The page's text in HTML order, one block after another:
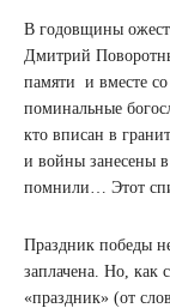
В годовщины
Дмитрий
памяти и вместе
поминальные
кто вписан в
и войны занесены
помнили… Этот
Праздник победы
заплачена. Но, как
«праздник» (от